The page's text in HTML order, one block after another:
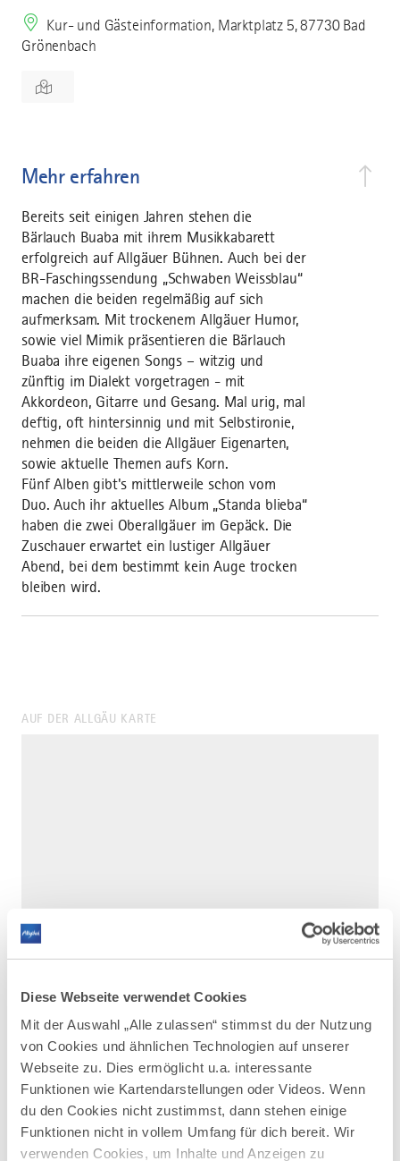
Diese Webseite verwendet Cookies
Mit der Auswahl „Alle zulassen“ stimmst du der Nutzung
von Cookies und ähnlichen Technologien auf unserer
Webseite zu. Dies ermöglicht u.a. interessante
Funktionen wie Kartendarstellungen oder Videos. Wenn
du den Cookies nicht zustimmst, dann stehen einige
Funktionen nicht in vollem Umfang für dich bereit. Wir
verwenden Cookies, um Inhalte und Anzeigen zu
Kur- und Gästeinformation, Marktplatz 5, 87730 Bad
Grönenbach
Mehr erfahren
Bereits seit einigen Jahren stehen die
Bärlauch Buaba mit ihrem Musikkabarett
erfolgreich auf Allgäuer Bühnen. Auch bei der
BR-Faschingssendung „Schwaben Weissblau“
machen die beiden regelmäßig auf sich
aufmerksam. Mit trockenem Allgäuer Humor,
sowie viel Mimik präsentieren die Bärlauch
Buaba ihre eigenen Songs – witzig und
zünftig im Dialekt vorgetragen - mit
Akkordeon, Gitarre und Gesang. Mal urig, mal
deftig, oft hintersinnig und mit Selbstironie,
nehmen die beiden die Allgäuer Eigenarten,
sowie aktuelle Themen aufs Korn.
Fünf Alben gibt's mittlerweile schon vom
Duo. Auch ihr aktuelles Album „Standa blieba“
haben die zwei Oberallgäuer im Gepäck. Die
Zuschauer erwartet ein lustiger Allgäuer
Abend, bei dem bestimmt kein Auge trocken
bleiben wird.
AUF DER ALLGÄU KARTE
DAZU PASSEND
Ähnliche
Veranstaltungen